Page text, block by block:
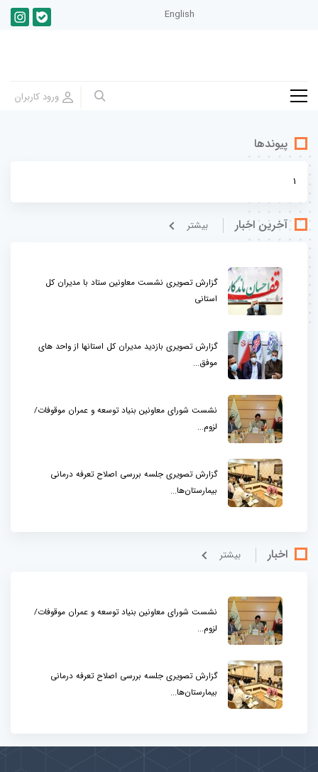
English
پیوندها
1
آخرین اخبار بيشتر
گزارش تصویری نشست معاونین ستاد با مدیران کل
استانی
گزارش تصویری بازدید مدیران کل استانها از واحد های
موفق...
نشست شورای معاونین بنیاد توسعه و عمران موقوفات/
لزوم...
گزارش تصویری جلسه بررسی اصلاح تعرفه درمانی
بیمارستان‌ها...
اخبار بيشتر
نشست شورای معاونین بنیاد توسعه و عمران موقوفات/
لزوم...
گزارش تصویری جلسه بررسی اصلاح تعرفه درمانی
بیمارستان‌ها...